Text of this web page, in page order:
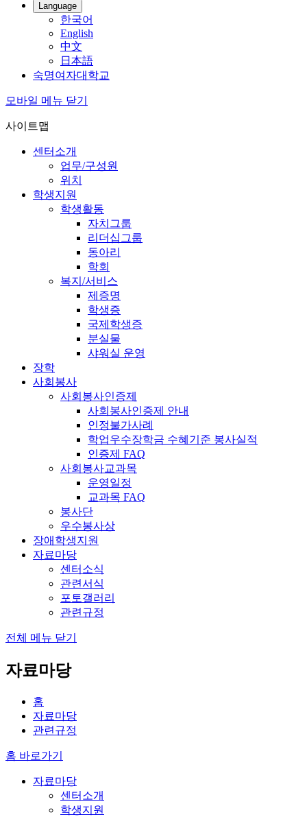
Language
한국어
English
中文
日本語
숙명여자대학교
모바일 메뉴 닫기
사이트맵
센터소개
업무/구성원
위치
학생지원
학생활동
자치그룹
리더십그룹
동아리
학회
복지/서비스
제증명
학생증
국제학생증
분실물
샤워실 운영
장학
사회봉사
사회봉사인증제
사회봉사인증제 안내
인정불가사례
학업우수장학금 수혜기준 봉사실적
인증제 FAQ
사회봉사교과목
운영일정
교과목 FAQ
봉사단
우수봉사상
장애학생지원
자료마당
센터소식
관련서식
포토갤러리
관련규정
전체 메뉴 닫기
자료마당
홈
자료마당
관련규정
홈 바로가기
자료마당
센터소개
학생지원